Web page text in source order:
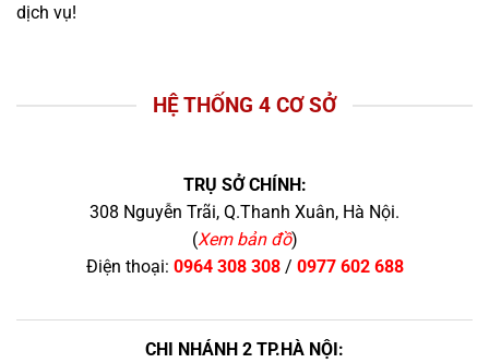
dịch vụ!
HỆ THỐNG 4 CƠ SỞ
TRỤ SỞ CHÍNH:
308 Nguyễn Trãi, Q.Thanh Xuân, Hà Nội.
(Xem bản đồ)
Điện thoại: 0964 308 308/ 0977 602 688
CHI NHÁNH 2 TP.HÀ NỘI: